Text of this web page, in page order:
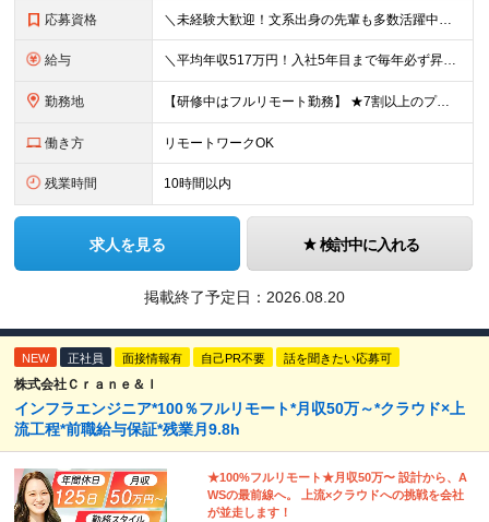
応募資格 ＼未経験大歓迎！文系出身の先輩も多数活躍中／ ◆PCスキルに自信のない方も歓迎 ◆完全未経験OK ◆社会人デビューもOK ◆学歴不問 「働きながら少しずつ専門スキルを身につけたい」という意欲重視の採
給与 ＼平均年収517万円！入社5年目まで毎年必ず昇給／ ■賞与年3回 ■年収800万円以上も可 ■入社3年以上の平均年収469.2万円 月給23万2000円以上＋賞与年3回＋各種手当 ☆入社5年目まで最
勤務地 【研修中はフルリモート勤務】 ★7割以上のプロジェクトでリモートワークを導入 ★一都三県のプロジェクト先 ★転居を伴う転勤なし ＜プロジェクト先＞ 東京・神奈川・千葉・埼玉でのプロジェクト先にて勤務
働き方 リモートワークOK
残業時間 10時間以内
求人を見る 検討中に入れる
掲載終了予定日： 2026.08.20
NEW 正社員 面接情報有 自己PR不要 話を聞きたい応募可
株式会社Ｃｒａｎｅ＆Ｉ
インフラエンジニア*100％フルリモート*月収50万～*クラウド×上
流工程*前職給与保証*残業月9.8h
★100%フルリモート★月収50万〜 設計から、A
WSの最前線へ。 上流×クラウドへの挑戦を会社
が並走します！